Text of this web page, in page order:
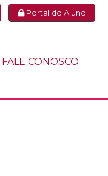
Portal do Aluno
FALE CONOSCO